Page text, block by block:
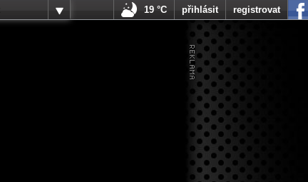
19 °C přihlásit registrovat